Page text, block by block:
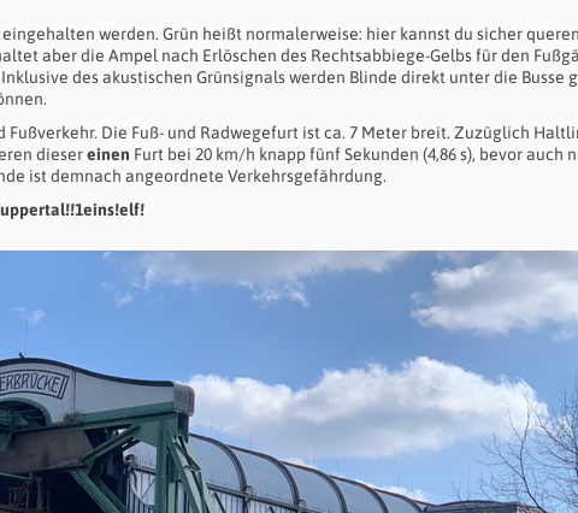
werden. Grün heißt normalerweise: hier kannst du sicher
aber die Ampel nach Erlöschen des Rechtsabbiege-Gelbs für den
des akustischen Grünsignals werden Blinde direkt unter die Busse
Fußverkehr. Die Fuß- und Radwegefurt ist ca. 7 Meter breit. Zuzüglich
diesereinen Furt bei 20 km/h knapp fünf Sekunden (4,86 s), bevor auch
ist demnach angeordnete Verkehrsgefährdung.